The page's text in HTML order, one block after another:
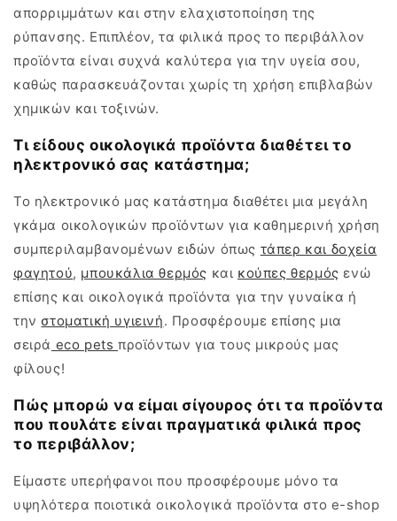
απορριμμάτων και στην ελαχιστοποίηση της
ρύπανσης. Επιπλέον, τα φιλικά προς το περιβάλλον
προϊόντα είναι συχνά καλύτερα για την υγεία σου,
καθώς παρασκευάζονται χωρίς τη χρήση επιβλαβών
χημικών και τοξινών.
Τι είδους οικολογικά προϊόντα διαθέτει το
ηλεκτρονικό σας κατάστημα;
Το ηλεκτρονικό μας κατάστημα διαθέτει μια μεγάλη
γκάμα οικολογικών προϊόντων για καθημερινή χρήση
συμπεριλαμβανομένων ειδών όπως τάπερ και δοχεία
φαγητού, μπουκάλια θερμός και κούπες θερμός ενώ
επίσης και οικολογικά προϊόντα για την γυναίκα ή
την στοματική υγιεινή. Προσφέρουμε επίσης μια
σειρά eco pets προϊόντων για τους μικρούς μας
φίλους!
Πώς μπορώ να είμαι σίγουρος ότι τα προϊόντα
που πουλάτε είναι πραγματικά φιλικά προς
το περιβάλλον;
Είμαστε υπερήφανοι που προσφέρουμε μόνο τα
υψηλότερα ποιοτικά οικολογικά προϊόντα στο e-shop